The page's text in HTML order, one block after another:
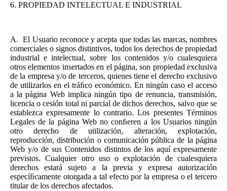
6. PROPIEDAD INTELECTUAL E INDUSTRIAL
A.
El Usuario reconoce y acepta que todas las marcas, nombres
comerciales o signos distintivos, todos los derechos de propiedad
industrial e intelectual, sobre los contenidos y/o cualesquiera
otros elementos insertados en el página, son propiedad exclusiva
de la empresa y/o de terceros, quienes tiene el derecho exclusivo
de utilizarlos en el tráﬁco económico. En ningún caso el acceso
a la página Web implica ningún tipo de renuncia, transmisión,
licencia o cesión total ni parcial de dichos derechos, salvo que se
establezca expresamente lo contrario. Los presentes Términos
Legales de la página Web no conﬁeren a los Usuarios ningún
otro derecho de utilización, alteración, explotación,
reproducción, distribución o comunicación pública de la página
Web y/o de sus Contenidos distintos de los aquí expresamente
previstos. Cualquier otro uso o explotación de cualesquiera
derechos estará sujeto a la previa y expresa autorización
especíﬁcamente otorgada a tal efecto por la empresa o el tercero
titular de los derechos afectados.